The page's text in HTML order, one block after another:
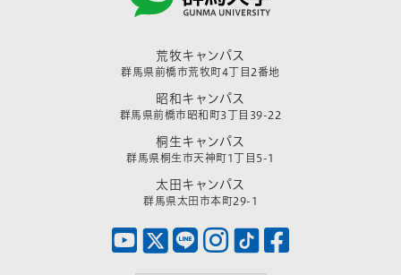
荒牧キャンパス
群馬県前橋市荒牧町4丁目2番地
昭和キャンパス
群馬県前橋市昭和町3丁目39-22
桐生キャンパス
群馬県桐生市天神町1丁目5-1
太田キャンパス
群馬県太田市本町29-1